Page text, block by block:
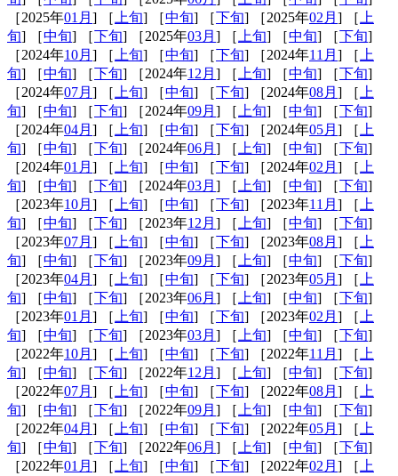
［2025年01月 ] ［ 上旬] ［中旬] ［下旬] ［2025年02月 ] ［ 上
旬] ［中旬] ［下旬] ［2025年03月 ] ［ 上旬] ［中旬] ［下旬]
［2024年10月 ] ［ 上旬] ［中旬] ［下旬] ［2024年11月 ] ［ 上
旬] ［中旬] ［下旬] ［2024年12月 ] ［ 上旬] ［中旬] ［下旬]
［2024年07月 ] ［ 上旬] ［中旬] ［下旬] ［2024年08月 ] ［ 上
旬] ［中旬] ［下旬] ［2024年09月 ] ［ 上旬] ［中旬] ［下旬]
［2024年04月 ] ［ 上旬] ［中旬] ［下旬] ［2024年05月 ] ［ 上
旬] ［中旬] ［下旬] ［2024年06月 ] ［ 上旬] ［中旬] ［下旬]
［2024年01月 ] ［ 上旬] ［中旬] ［下旬] ［2024年02月 ] ［ 上
旬] ［中旬] ［下旬] ［2024年03月 ] ［ 上旬] ［中旬] ［下旬]
［2023年10月 ] ［ 上旬] ［中旬] ［下旬] ［2023年11月 ] ［ 上
旬] ［中旬] ［下旬] ［2023年12月 ] ［ 上旬] ［中旬] ［下旬]
［2023年07月 ] ［ 上旬] ［中旬] ［下旬] ［2023年08月 ] ［ 上
旬] ［中旬] ［下旬] ［2023年09月 ] ［ 上旬] ［中旬] ［下旬]
［2023年04月 ] ［ 上旬] ［中旬] ［下旬] ［2023年05月 ] ［ 上
旬] ［中旬] ［下旬] ［2023年06月 ] ［ 上旬] ［中旬] ［下旬]
［2023年01月 ] ［ 上旬] ［中旬] ［下旬] ［2023年02月 ] ［ 上
旬] ［中旬] ［下旬] ［2023年03月 ] ［ 上旬] ［中旬] ［下旬]
［2022年10月 ] ［ 上旬] ［中旬] ［下旬] ［2022年11月 ] ［ 上
旬] ［中旬] ［下旬] ［2022年12月 ] ［ 上旬] ［中旬] ［下旬]
［2022年07月 ] ［ 上旬] ［中旬] ［下旬] ［2022年08月 ] ［ 上
旬] ［中旬] ［下旬] ［2022年09月 ] ［ 上旬] ［中旬] ［下旬]
［2022年04月 ] ［ 上旬] ［中旬] ［下旬] ［2022年05月 ] ［ 上
旬] ［中旬] ［下旬] ［2022年06月 ] ［ 上旬] ［中旬] ［下旬]
［2022年01月 ] ［ 上旬] ［中旬] ［下旬] ［2022年02月 ] ［ 上